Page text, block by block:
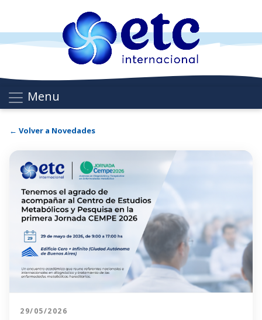
Menu
← Volver a Novedades
29/05/2026